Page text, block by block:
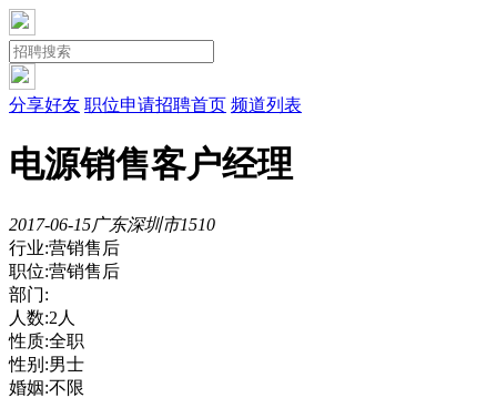
分享好友 职位申请招聘首页 频道列表
电源销售客户经理
2017-06-15广东深圳市1510
行业:营销售后
职位:营销售后
部门:
人数:2人
性质:全职
性别:男士
婚姻:不限